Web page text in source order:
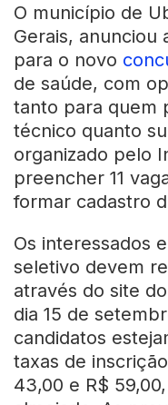
O município de
Gerais, anunciou
para o novo
de saúde, com
tanto para quem
técnico quanto
organizado pelo
preencher 11
formar cadastro
Os interessados
seletivo devem
através do site do
dia 15 de
candidatos
taxas de
43,00 e R$